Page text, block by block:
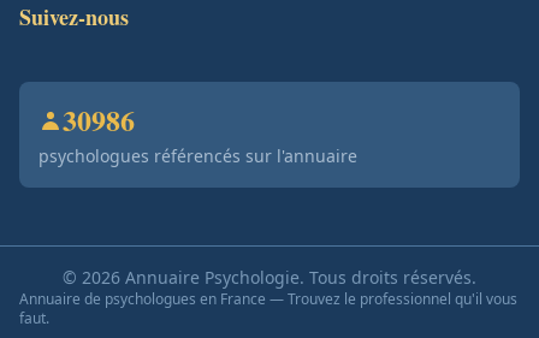
Suivez-nous
30986
psychologues référencés sur l'annuaire
© 2026 Annuaire Psychologie. Tous droits réservés.
Annuaire de psychologues en France — Trouvez le professionnel qu'il vous
faut.